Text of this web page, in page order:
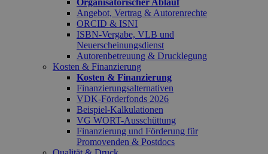
Organisatorischer Ablauf
Angebot, Vertrag & Autorenrechte
ORCID & ISNI
ISBN-Vergabe, VLB und
Neuerscheinungsdienst
Autorenbetreuung & Drucklegung
Kosten & Finanzierung
Kosten & Finanzierung
Finanzierungsalternativen
VDK-Förderfonds 2026
Beispiel-Kalkulationen
VG WORT-Ausschüttung
Finanzierung und Förderung für
Promovenden & Postdocs